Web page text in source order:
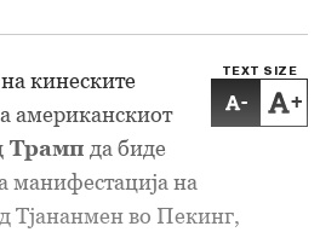
TEXT SIZE
- +
кинеските
американскиот
Трамп да биде
манифестација на
Тјананмен во Пекинг,